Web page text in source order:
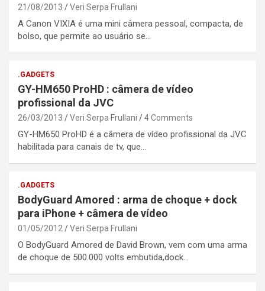
21/08/2013 Veri Serpa Frullani
A Canon VIXIA é uma mini câmera pessoal, compacta, de
bolso, que permite ao usuário se…
.GADGETS
GY-HM650 ProHD : câmera de vídeo
profissional da JVC
26/03/2013 Veri Serpa Frullani 4 Comments
GY-HM650 ProHD é a câmera de vídeo profissional da JVC
habilitada para canais de tv, que…
.GADGETS
BodyGuard Amored : arma de choque + dock
para iPhone + câmera de vídeo
01/05/2012 Veri Serpa Frullani
O BodyGuard Amored de David Brown, vem com uma arma
de choque de 500.000 volts embutida,dock…